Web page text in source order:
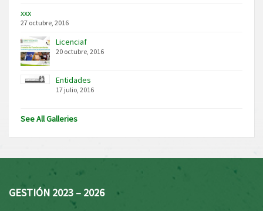
xxx
27 octubre, 2016
Licenciaf
20 octubre, 2016
Entidades
17 julio, 2016
See All Galleries
GESTIÓN 2023 – 2026